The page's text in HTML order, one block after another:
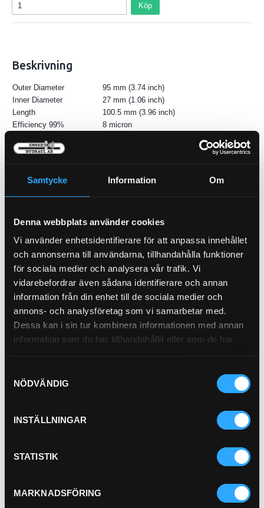
Samtycke Information Om
Denna webbplats använder cookies
Vi använder enhetsidentifierare för att anpassa innehållet
och annonserna till användarna, tillhandahålla funktioner
för sociala medier och analysera vår trafik. Vi
vidarebefordrar även sådana identifierare och annan
information från din enhet till de sociala medier och
annons- och analysföretag som vi samarbetar med.
Dessa kan i sin tur kombinera informationen med annan
information som du har tillhandahållit eller som de har
NÖDVÄNDIG
INSTÄLLNINGAR
STATISTIK
MARKNADSFÖRING
Köp
Beskrivning
Outer Diameter
95 mm (3.74 inch)
Inner Diameter
27 mm (1.06 inch)
Length
100.5 mm (3.96 inch)
Efficiency 99%
8 micron
Style
21-709
Pris exkl. 205.00
P-HYLSA R2/R9 3/4
P21-12
Pris exkl. 47.00